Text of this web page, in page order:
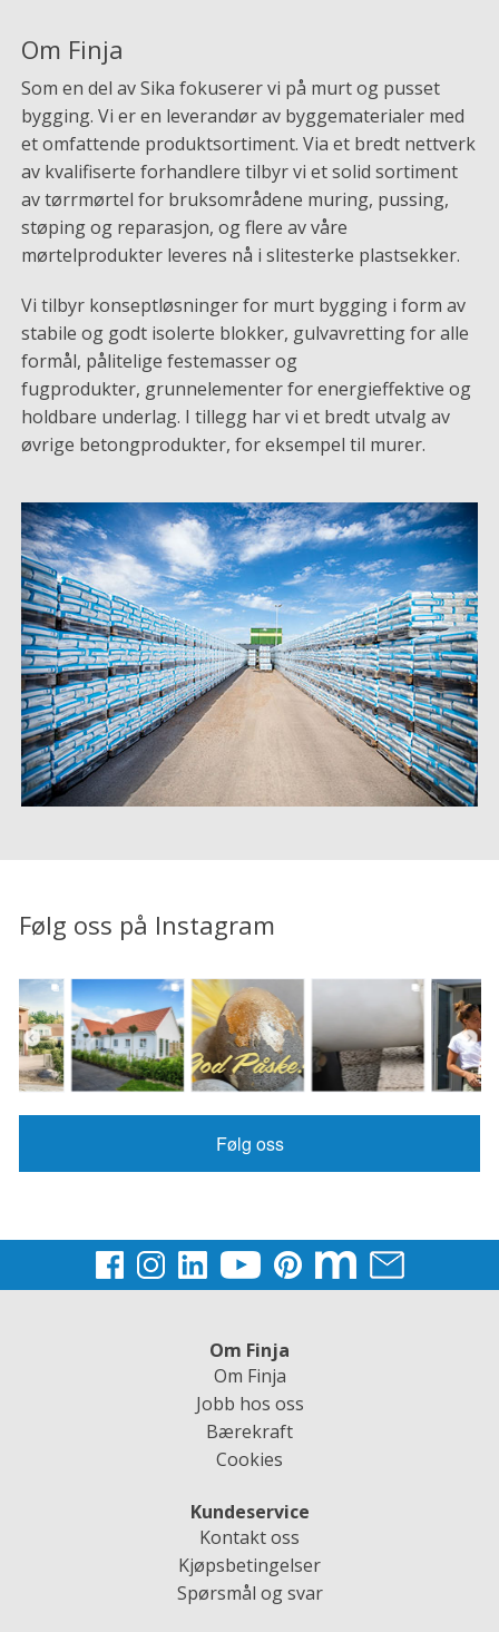
Om Finja
Som en del av Sika fokuserer vi på murt og pusset
bygging. Vi er en leverandør av byggematerialer med
et omfattende produktsortiment. Via et bredt nettverk
av kvalifiserte forhandlere tilbyr vi et solid sortiment
av tørrmørtel for bruksområdene muring, pussing,
støping og reparasjon, og flere av våre
mørtelprodukter leveres nå i slitesterke plastsekker.
Vi tilbyr konseptløsninger for murt bygging i form av
stabile og godt isolerte blokker, gulvavretting for alle
formål, pålitelige festemasser og
fugprodukter, grunnelementer for energieffektive og
holdbare underlag. I tillegg har vi et bredt utvalg av
øvrige betongprodukter, for eksempel til murer.
Følg oss på Instagram
Følg oss
Om Finja
Om Finja
Jobb hos oss
Bærekraft
Cookies
Kundeservice
Kontakt oss
Kjøpsbetingelser
Spørsmål og svar